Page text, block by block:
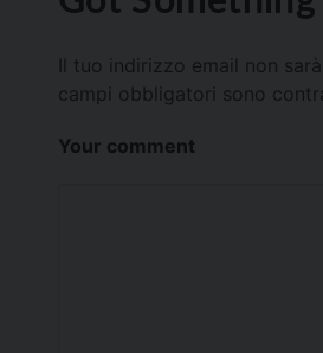
Il tuo indirizzo email non
campi obbligatori sono
Your comment